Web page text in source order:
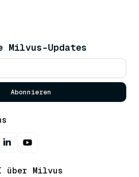
Milvus-Updates
Abonnieren
über Milvus